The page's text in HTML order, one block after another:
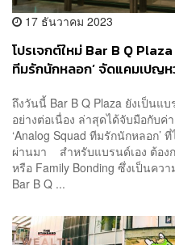
17 ธันวาคม 2023
โปรเจกต์ใหม่ Bar B Q
ทีมรักนักหลอก’ จัดแคมเปญ
ถึงวันนี้ Bar B Q Plaza ยังเป็นแ
อย่างต่อเนื่อง ล่าสุดได้จับมือกับ
‘Analog Squad ทีมรักนักหลอก
ผ่านมา สำหรับแบรนด์เอง ต้อง
หรือ Family Bonding ซึ่งเป็นคว
Bar B Q ...